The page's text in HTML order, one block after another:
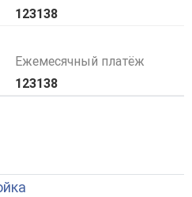
123138
Ежемесячный платёж
123138